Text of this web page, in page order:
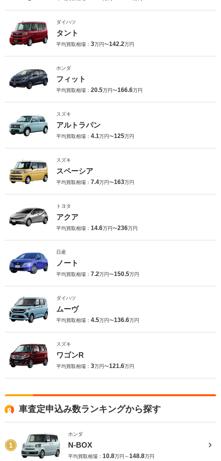
ダイハツ
タント
平均買取相場： 3万円〜142.2万円
ホンダ
フィット
平均買取相場： 20.5万円〜166.6万円
スズキ
アルトラパン
平均買取相場： 4.1万円〜125万円
スズキ
スペーシア
平均買取相場： 7.4万円〜163万円
トヨタ
アクア
平均買取相場： 14.6万円〜236万円
日産
ノート
平均買取相場： 7.2万円〜150.5万円
ダイハツ
ムーヴ
平均買取相場： 4.5万円〜136.6万円
スズキ
ワゴンR
平均買取相場： 3万円〜121.6万円
車査定申込み数ランキングから探す
1
ホンダ
N-BOX
平均買取相場： 10.8万円～148.8万円